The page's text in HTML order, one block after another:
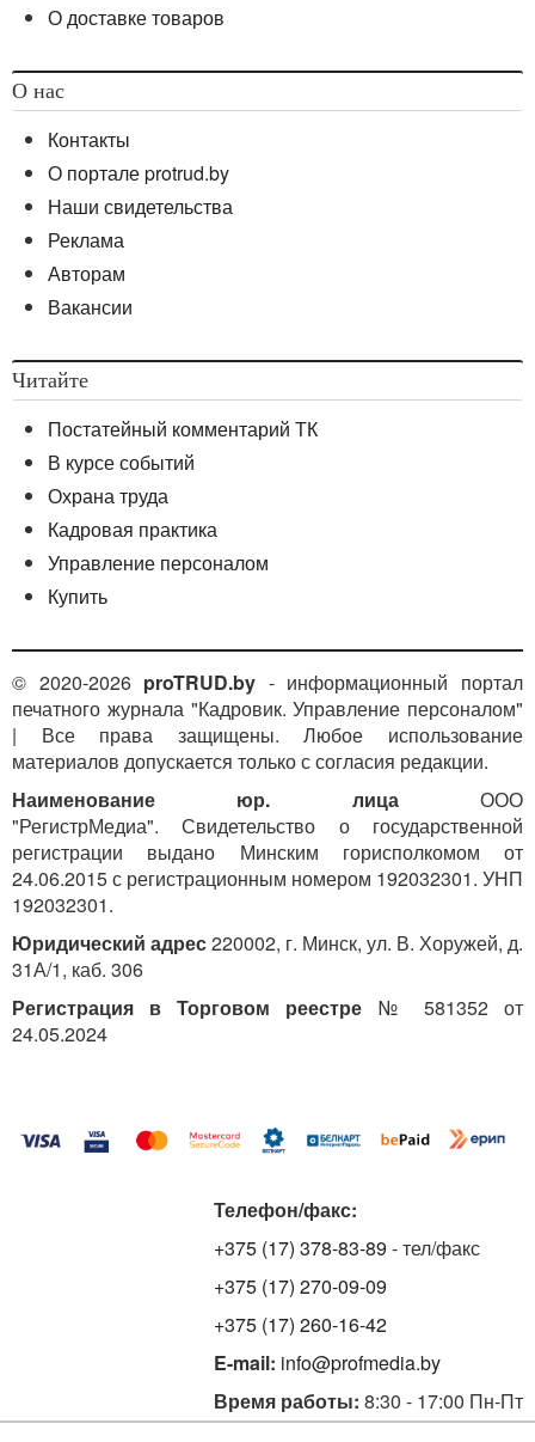
О доставке товаров
О нас
Контакты
О портале protrud.by
Наши свидетельства
Реклама
Авторам
Вакансии
Читайте
Постатейный комментарий ТК
В курсе событий
Охрана труда
Кадровая практика
Управление персоналом
Купить
© 2020-2026 proTRUD.by - информационный портал
печатного журнала "Кадровик. Управление персоналом"
| Все права защищены. Любое использование
материалов допускается только с согласия редакции.
Наименование юр. лицаООО
"РегистрМедиа". Свидетельство о государственной
регистрации выдано Минским горисполкомом от
24.06.2015 с регистрационным номером 192032301. УНП
192032301.
Юридический адрес220002, г. Минск, ул. В. Хоружей, д.
31А/1, каб. 306
Регистрация в Торговом реестре № 581352 от
24.05.2024
Телефон/факс:
+375 (17) 378-83-89 - тел/факс
+375 (17) 270-09-09
+375 (17) 260-16-42
E-mail: info@profmedia.by
Время работы: 8:30 - 17:00 Пн-Пт